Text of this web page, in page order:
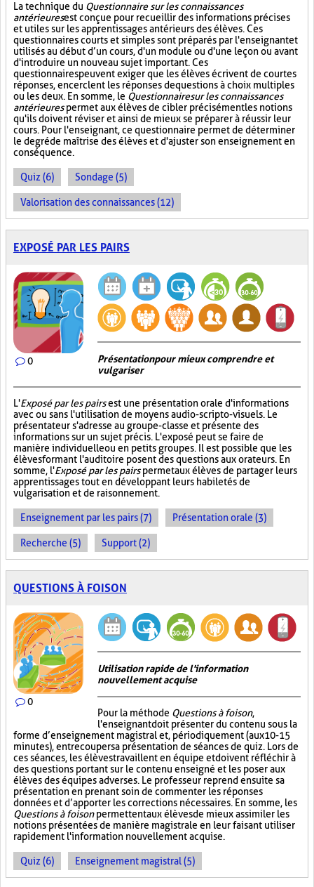
La technique du Questionnaire sur les connaissances
antérieuresest conçue pour recueillir des informations précises
et utiles sur les apprentissages antérieurs des élèves. Ces
questionnaires courts et simples sont préparés par l'enseignant et
utilisés au début d’un cours, d'un module ou d'une leçon ou avant
d'introduire un nouveau sujet important. Ces
questionnaires peuvent exiger que les élèves écrivent de courtes
réponses, encerclent les réponses de questions à choix multiples
ou les deux. En somme, le Questionnaire sur les connaissances
antérieurespermet aux élèves de cibler précisément les notions
qu'ils doivent réviser et ainsi de mieux se préparer à réussir leur
cours. Pour l'enseignant, ce questionnaire permet de déterminer
le degré de maîtrise des élèves et d'ajuster son enseignement en
conséquence.
Quiz (6) Sondage (5)
Valorisation des connaissances (12)
EXPOSÉ PAR LES PAIRS
0
Présentation pour mieux comprendre et
vulgariser
L'Exposé par les pairsest une présentation orale d'informations
avec ou sans l'utilisation de moyens audio-scripto-visuels. Le
présentateur s'adresse au groupe-classe et présente des
informations sur un sujet précis. L'exposé peut se faire de
manière individuelle ou en petits groupes. Il est possible que les
élèves formant l'auditoire posent des questions aux orateurs. En
somme, l'Exposé par les pairspermet aux élèves de partager leurs
apprentissages tout en développant leurs habiletés de
vulgarisation et de raisonnement.
Enseignement par les pairs (7) Présentation orale (3)
Recherche (5) Support (2)
QUESTIONS À FOISON
0
Utilisation rapide de l'information
nouvellement acquise
Pour la méthode Questions à foison,
l'enseignant doit présenter du contenu sous la
forme d’enseignement magistral et, périodiquement (aux 10-15
minutes), entrecouper sa présentation de séances de quiz. Lors de
ces séances, les élèves travaillent en équipe et doivent réfléchir à
des questions portant sur le contenu enseigné et les poser aux
élèves des équipes adverses. Le professeur reprend ensuite sa
présentation en prenant soin de commenter les réponses
données et d’apporter les corrections nécessaires. En somme, les
Questions à foisonpermettent aux élèves de mieux assimiler les
notions présentées de manière magistrale en leur faisant utiliser
rapidement l'information nouvellement acquise.
Quiz (6) Enseignement magistral (5)